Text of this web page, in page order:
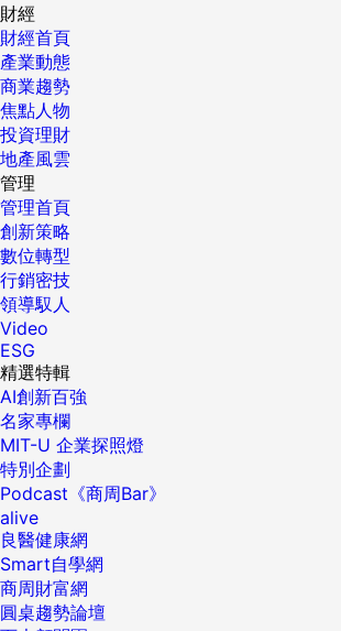
財經
財經首頁
產業動態
商業趨勢
焦點人物
投資理財
地產風雲
管理
管理首頁
創新策略
數位轉型
行銷密技
領導馭人
Video
ESG
精選特輯
AI創新百強
名家專欄
MIT-U 企業探照燈
特別企劃
Podcast《商周Bar》
alive
良醫健康網
Smart自學網
商周財富網
圓桌趨勢論壇